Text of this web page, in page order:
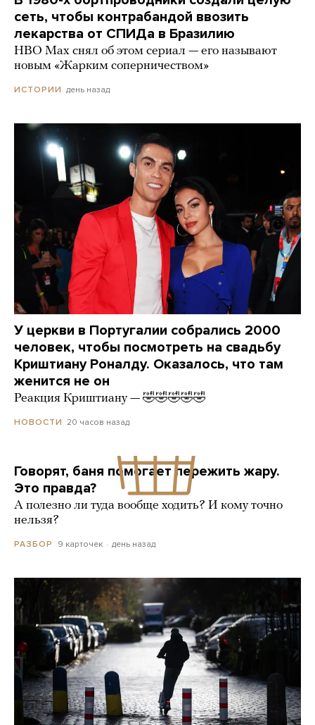
сеть, чтобы контрабандой ввозить
лекарства от СПИДа в Бразилию
HBO Max снял об этом сериал — его называют
новым «Жарким соперничеством»
ИСТОРИИ день назад
У церкви в Португалии собрались 2000
человек, чтобы посмотреть на свадьбу
Криштиану Роналду. Оказалось, что там
женится не он
Реакция Криштиану — 🤣🤣🤣🤣🤣
НОВОСТИ 20 часов назад
Говорят, баня помогает пережить жару.
Это правда?
А полезно ли туда вообще ходить? И кому точно
нельзя?
РАЗБОР 9 карточек день назад